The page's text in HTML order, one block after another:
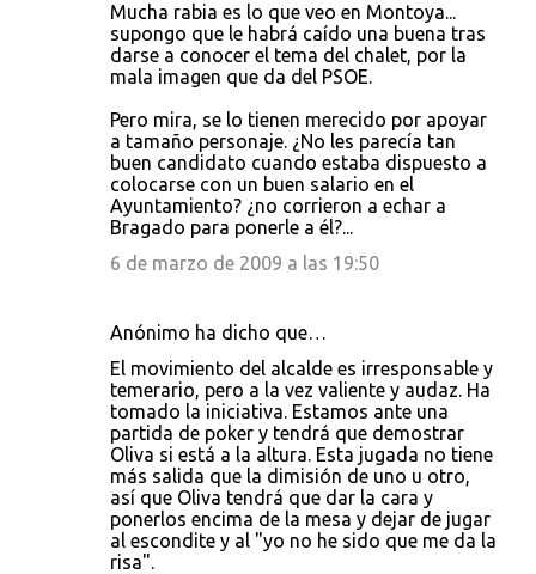
Mucha rabia es lo que veo en Montoya...
supongo que le habrá caído una buena tras
darse a conocer el tema del chalet, por la
mala imagen que da del PSOE.
Pero mira, se lo tienen merecido por apoyar
a tamaño personaje. ¿No les parecía tan
buen candidato cuando estaba dispuesto a
colocarse con un buen salario en el
Ayuntamiento? ¿no corrieron a echar a
Bragado para ponerle a él?...
6 de marzo de 2009 a las 19:50
Anónimo ha dicho que…
El movimiento del alcalde es irresponsable y
temerario, pero a la vez valiente y audaz. Ha
tomado la iniciativa. Estamos ante una
partida de poker y tendrá que demostrar
Oliva si está a la altura. Esta jugada no tiene
más salida que la dimisión de uno u otro,
así que Oliva tendrá que dar la cara y
ponerlos encima de la mesa y dejar de jugar
al escondite y al "yo no he sido que me da la
risa".